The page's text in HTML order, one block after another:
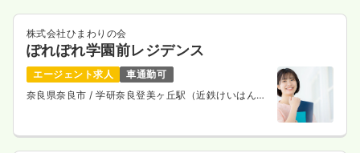
日勤のみ（パート）
給与 時給1,550円〜
時間 9:00～17:00
株式会社ひまわりの会
ぽれぽれ学園前レジデンス
エージェント求人
車通勤可
奈良県奈良市/ 学研奈良登美ヶ丘駅（近鉄けいはんな